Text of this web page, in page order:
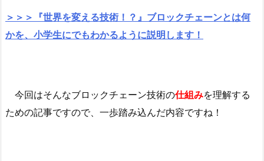
＞＞＞『世界を変える技術！？』ブロックチェーンとは何
かを、小学生にでもわかるように説明します！
今回はそんなブロックチェーン技術の仕組みを理解する
ための記事ですので、一歩踏み込んだ内容ですね！